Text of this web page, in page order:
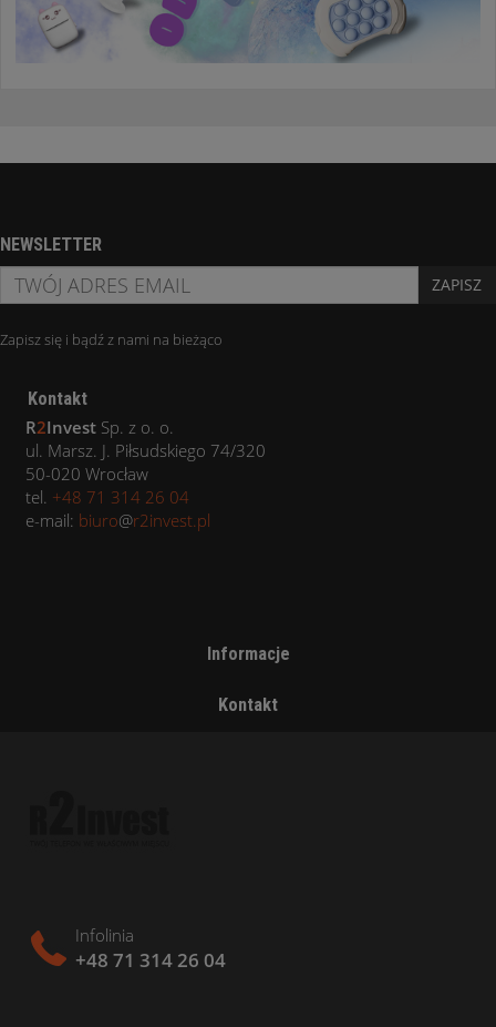
NEWSLETTER
ZAPISZ
Zapisz się i bądź z nami na bieżąco
Kontakt
R2Invest Sp. z o. o.
ul. Marsz. J. Piłsudskiego 74/320
50-020 Wrocław
tel. +48 71 314 26 04
e-mail: biuro@r2invest.pl
Informacje
Kontakt
Infolinia
+48 71 314 26 04